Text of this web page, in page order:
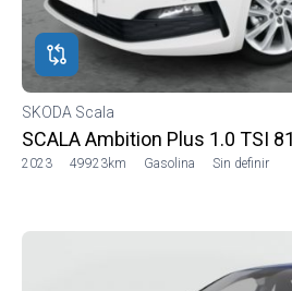
SKODA Scala
SCALA Ambition Plus 1.0 TSI
2023 49923km Gasolina Sin definir